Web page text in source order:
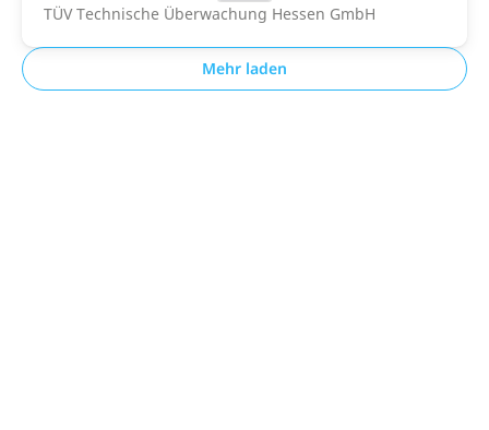
TÜV Technische Überwachung Hessen GmbH
Mehr laden